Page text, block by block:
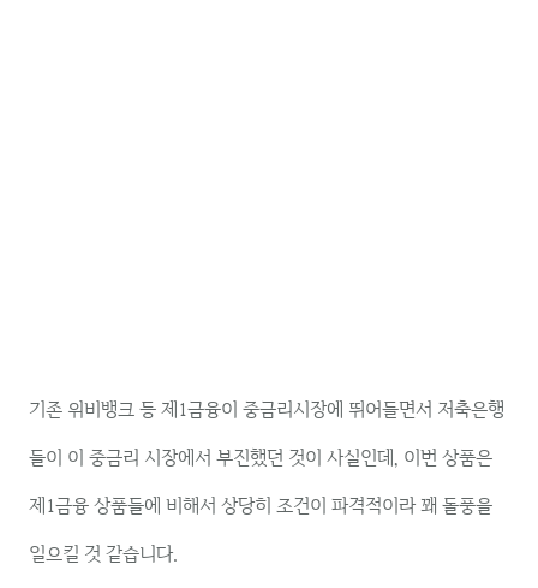
기존 위비뱅크 등 제1금융이 중금리시장에 뛰어들면서 저축은행
들이 이 중금리 시장에서 부진했던 것이 사실인데, 이번 상품은
제1금융 상품들에 비해서 상당히 조건이 파격적이라 꽤 돌풍을
일으킬 것 같습니다.